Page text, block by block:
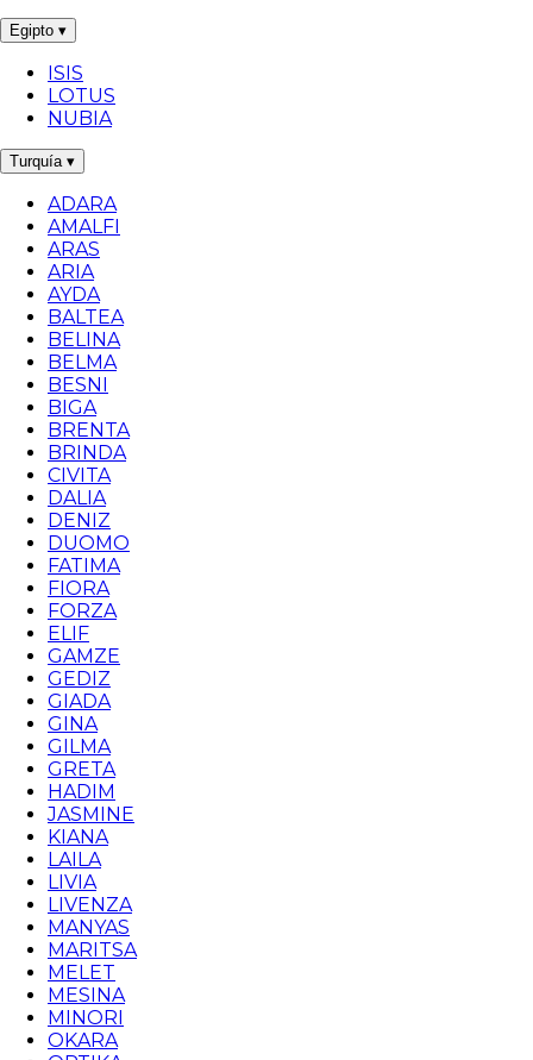
Egipto ▾
ISIS
LOTUS
NUBIA
Turquía ▾
ADARA
AMALFI
ARAS
ARIA
AYDA
BALTEA
BELINA
BELMA
BESNI
BIGA
BRENTA
BRINDA
CIVITA
DALIA
DENIZ
DUOMO
FATIMA
FIORA
FORZA
ELIF
GAMZE
GEDIZ
GIADA
GINA
GILMA
GRETA
HADIM
JASMINE
KIANA
LAILA
LIVIA
LIVENZA
MANYAS
MARITSA
MELET
MESINA
MINORI
OKARA